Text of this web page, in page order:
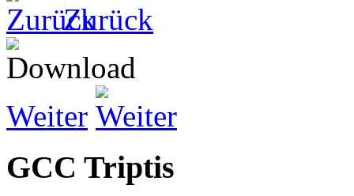
Zurück
Weiter
GCC Triptis